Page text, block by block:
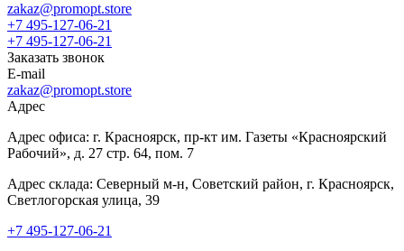
zakaz@promopt.store
+7 495-127-06-21
+7 495-127-06-21
Заказать звонок
E-mail
zakaz@promopt.store
Адрес
Адрес офиса: г. Красноярск, пр-кт им. Газеты «Красноярский
Рабочий», д. 27 стр. 64, пом. 7
Адрес склада: Северный м-н, Советский район, г. Красноярск,
Светлогорская улица, 39
+7 495-127-06-21